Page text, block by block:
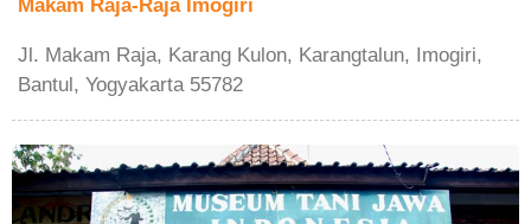
Makam Raja-Raja Imogiri
Jl. Makam Raja, Karang Kulon, Karangtalun, Imogiri,
Bantul, Yogyakarta 55782